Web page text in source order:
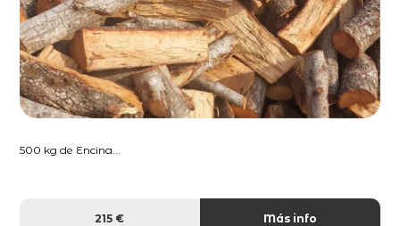
500 kg de Encina...
215 € Más info